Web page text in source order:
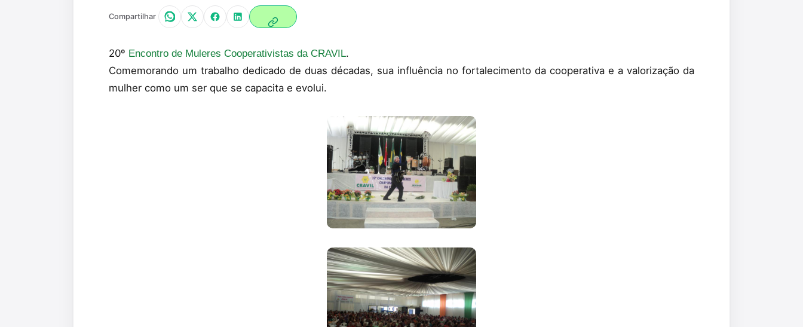
Compartilhar
20º Encontro de Muleres Cooperativistas da CRAVIL.
Comemorando um trabalho dedicado de duas décadas, sua influência no fortalecimento da cooperativa e a valorização da
mulher como um ser que se capacita e evolui.